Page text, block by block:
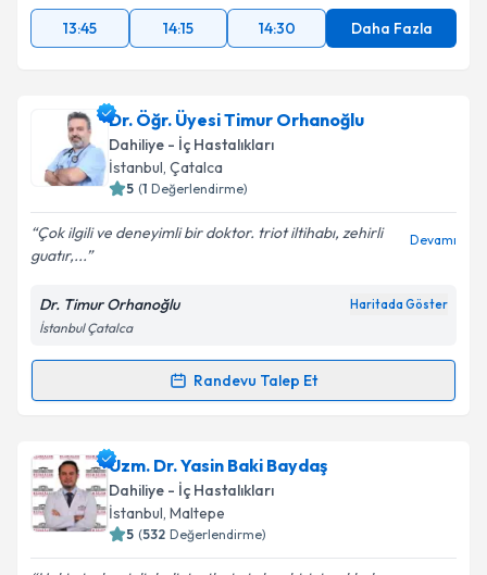
13:45
14:15 14:30 Daha Fazla
Dr. Öğr. Üyesi Timur Orhanoğlu
Dahiliye - İç Hastalıkları
İstanbul, Çatalca
5 (1 Değerlendirme)
Çok ilgili ve deneyimli bir doktor. triot iltihabı, zehirli
guatır,...
Devamı
Dr. Timur Orhanoğlu Haritada Göster
İstanbul Çatalca
Randevu Talep Et
Randevu Takvimi Talebi
Dr. Öğr. Üyesi Timur Orhanoğluiçin randevu
takvimi talebi oluşturun. Size bu uzmandan randevu
almanız için bir takvim hazırlandığında e-posta ile
bilgilendireceğiz.
Uzm. Dr. Yasin Baki Baydaş
Dahiliye - İç Hastalıkları
İstanbul, Maltepe
5 (532 Değerlendirme)